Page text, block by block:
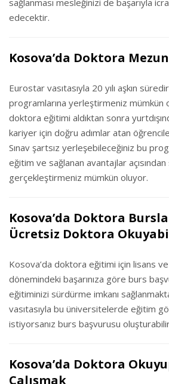
sağlanması mesleğinizi de başarıyla
edecektir.
Kosova’da Doktora
Eurostar vasıtasıyla 20 yılı aşkın
programlarına yerleştirmeniz mümkün
doktora eğitimi aldıktan sonra
kariyer için doğru adımlar atan
Sınav şartsız yerleşebileceğiniz bu
eğitim ve sağlanan avantajlar
gerçekleştirmeniz mümkün oluyor.
Kosova’da Doktora
Ücretsiz Doktora
Kosova’da doktora eğitimi için lisans
dönemindeki başarınıza göre burs
eğitiminizi sürdürme imkanı
vasıtasıyla bu üniversitelerde eğitim
istiyorsanız burs başvurusu
Kosova’da Doktora
Çalışmak